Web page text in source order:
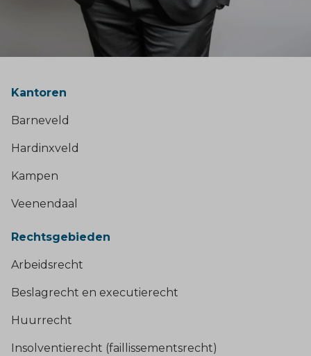
Kantoren
Barneveld
Hardinxveld
Kampen
Veenendaal
Rechtsgebieden
Arbeidsrecht
Beslagrecht en executierecht
Huurrecht
Insolventierecht (faillissementsrecht)